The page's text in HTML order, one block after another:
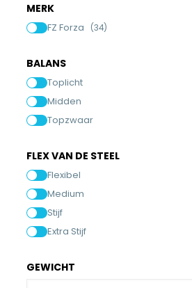
MERK
FZ Forza (34)
BALANS
Toplicht
Midden
Topzwaar
FLEX VAN DE STEEL
Flexibel
Medium
Stijf
Extra Stijf
GEWICHT